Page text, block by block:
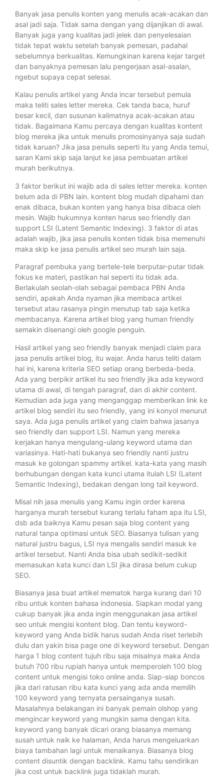
Banyak jasa penulis konten yang menulis acak-acakan dan
asal jadi saja. Tidak sama dengan yang dijanjikan di awal.
Banyak juga yang kualitas jadi jelek dan penyelesaian
tidak tepat waktu setelah banyak pemesan, padahal
sebelumnya berkualitas. Kemungkinan karena kejar target
dan banyaknya pemesan lalu pengerjaan asal-asalan,
ngebut supaya cepat selesai.
Kalau penulis artikel yang Anda incar tersebut pemula
maka teliti sales letter mereka. Cek tanda baca, huruf
besar kecil, dan susunan kalimatnya acak-acakan atau
tidak. Bagaimana Kamu percaya dengan kualitas kontent
blog mereka jika untuk menulis promosinyanya saja sudah
tidak karuan? Jika jasa penulis seperti itu yang Anda temui,
saran Kami skip saja lanjut ke jasa pembuatan artikel
murah berikutnya.
3 faktor berikut ini wajib ada di sales letter mereka. konten
belum ada di PBN lain. kontent blog mudah dipahami dan
enak dibaca, bukan konten yang hanya bisa dibaca oleh
mesin. Wajib hukumnya konten harus seo friendly dan
support LSI (Latent Semantic Indexing). 3 faktor di atas
adalah wajib, jika jasa penulis konten tidak bisa memenuhi
maka skip ke jasa penulis artikel seo murah lain saja.
Paragraf pembuka yang bertele-tele berputar-putar tidak
fokus ke materi, pastikan hal seperti itu tidak ada.
Berlakulah seolah-olah sebagai pembaca PBN Anda
sendiri, apakah Anda nyaman jika membaca artikel
tersebut atau rasanya pingin menutup tab saja ketika
membacanya. Karena artikel blog yang human friendly
semakin disenangi oleh google penguin.
Hasil artikel yang seo friendly banyak menjadi claim para
jasa penulis artikel blog, itu wajar. Anda harus teliti dalam
hal ini, karena kriteria SEO setiap orang berbeda-beda.
Ada yang berpikir artikel itu seo friendly jika ada keyword
utama di awal, di tengah paragraf, dan di akhir content.
Kemudian ada juga yang menganggap memberikan link ke
artikel blog sendiri itu seo friendly, yang ini konyol menurut
saya. Ada juga penulis artikel yang claim bahwa jasanya
seo friendly dan support LSI. Namun yang mereka
kerjakan hanya mengulang-ulang keyword utama dan
variasinya. Hati-hati bukanya seo friendly nanti justru
masuk ke golongan spammy artikel. kata-kata yang masih
berhubungan dengan kata kunci utama itulah LSI (Latent
Semantic Indexing), bedakan dengan long tail keyword.
Misal nih jasa menulis yang Kamu ingin order karena
harganya murah tersebut kurang terlalu faham apa itu LSI,
dsb ada baiknya Kamu pesan saja blog content yang
natural tanpa optimasi untuk SEO. Biasanya tulisan yang
natural justru bagus, LSI nya mengalis sendiri masuk ke
artikel tersebut. Nanti Anda bisa ubah sedikit-sedikit
memasukan kata kunci dan LSI jika dirasa belum cukup
SEO.
Biasanya jasa buat artikel mematok harga kurang dari 10
ribu untuk konten bahasa indonesia. Siapkan modal yang
cukup banyak jika anda ingin menggunakan jasa artikel
seo untuk mengisi kontent blog. Dan tentu keyword-
keyword yang Anda bidik harus sudah Anda riset terlebih
dulu dan yakin bisa page one di keyword tersebut. Dengan
harga 1 blog content tujuh ribu saja misalnya maka Anda
butuh 700 ribu rupiah hanya untuk memperoleh 100 blog
content untuk mengisi toko online anda. Siap-siap boncos
jika dari ratusan ribu kata kunci yang ada anda memilih
100 keyword yang ternyata persainganya susah.
Masalahnya belakangan ini banyak pemain olshop yang
mengincar keyword yang mungkin sama dengan kita.
keyword yang banyak dicari orang biasanya memang
susah untuk naik ke halaman, Anda harus mengeluarkan
biaya tambahan lagi untuk menaikanya. Biasanya blog
content disuntik dengan backlink. Kamu tahu sendirikan
jika cost untuk backlink juga tidaklah murah.